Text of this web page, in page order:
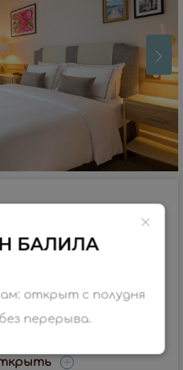
160X200 см / Твин: 2
открыт с полудня